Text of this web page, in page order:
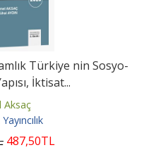
Türkiye nin Sosyo-
İktisat...
Aksaç
487,50TL